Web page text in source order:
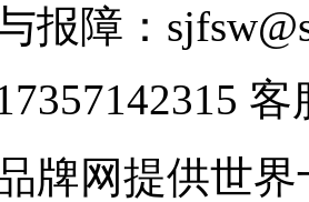
报障：
客
牌网提供世